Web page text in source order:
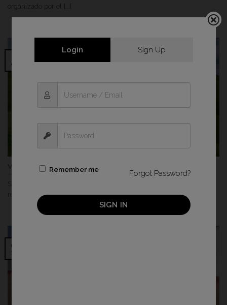
organizado por el [...]
Viajando con Fujifilm: 10 años en imágenes de Joan Vendrell
reflejar mi esencia como fotógrafo versátil [...]
Oct
06
Sep
Login Sign Up
Remember me Forgot Password?
SIGN IN